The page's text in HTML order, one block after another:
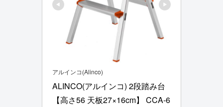
アルインコ(Alinco)
ALINCO(アルインコ) 2段踏み台
【高さ56 天板27×16cm】 CCA-6